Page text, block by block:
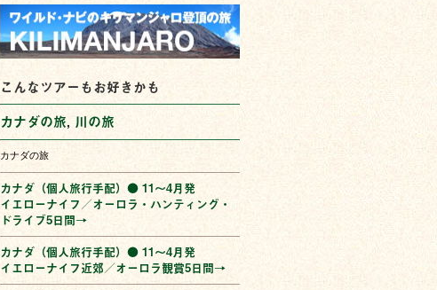
こんなツアーもお好きかも
カナダの旅, 川の旅
カナダの旅
カナダ（個人旅行手配）● 11〜4月発
イエローナイフ／オーロラ・ハンティング・
ドライブ5日間→
カナダ（個人旅行手配）● 11〜4月発
イエローナイフ近郊／オーロラ観賞5日間→